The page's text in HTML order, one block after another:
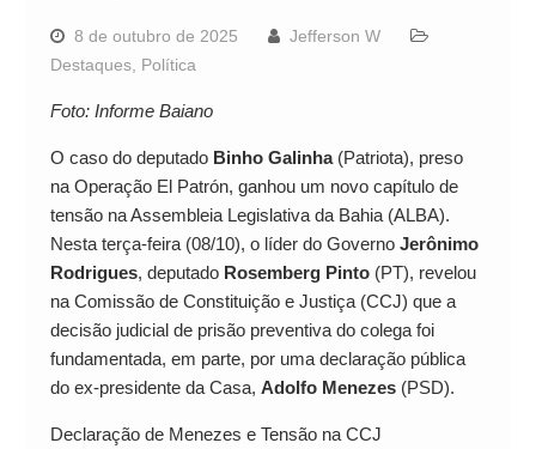
8 de outubro de 2025
Jefferson W
Destaques, Política
Foto: Informe Baiano
O caso do deputado Binho Galinha(Patriota), preso
na Operação El Patrón, ganhou um novo capítulo de
tensão na Assembleia Legislativa da Bahia (ALBA).
Nesta terça-feira (08/10), o líder do Governo Jerônimo
Rodrigues, deputado Rosemberg Pinto(PT), revelou
na Comissão de Constituição e Justiça (CCJ) que a
decisão judicial de prisão preventiva do colega foi
fundamentada, em parte, por uma declaração pública
do ex-presidente da Casa, Adolfo Menezes(PSD).
Declaração de Menezes e Tensão na CCJ